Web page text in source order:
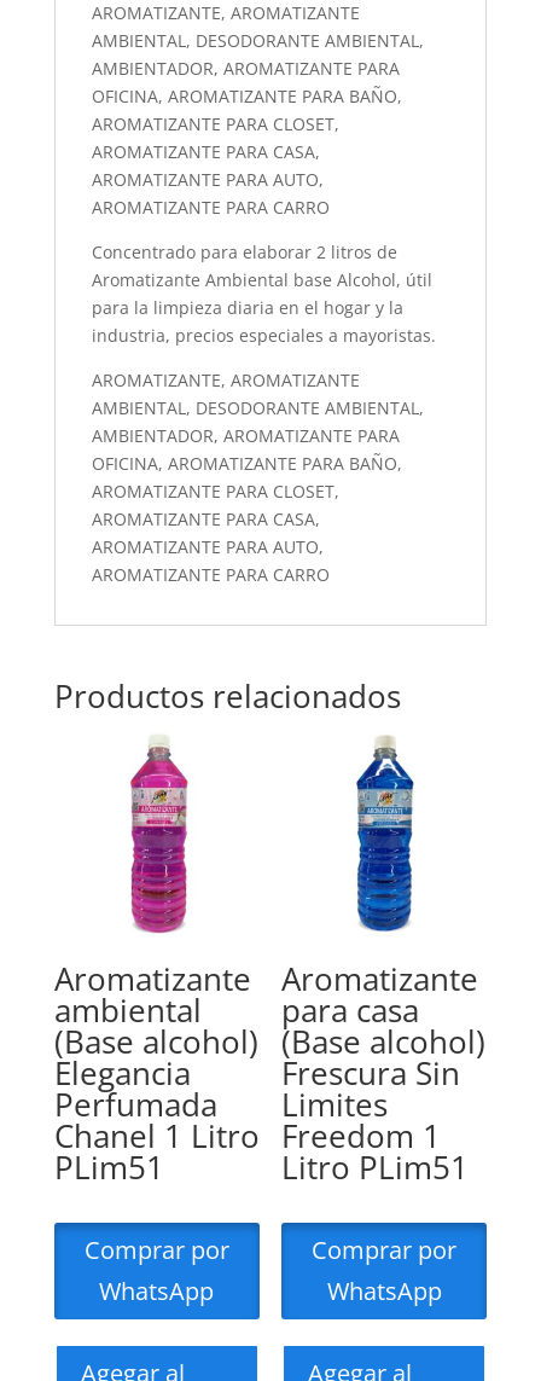
AROMATIZANTE, AROMATIZANTE
AMBIENTAL, DESODORANTE AMBIENTAL,
AMBIENTADOR, AROMATIZANTE PARA
OFICINA, AROMATIZANTE PARA BAÑO,
AROMATIZANTE PARA CLOSET,
AROMATIZANTE PARA CASA,
AROMATIZANTE PARA AUTO,
AROMATIZANTE PARA CARRO
Concentrado para elaborar 2 litros de
Aromatizante Ambiental base Alcohol, útil
para la limpieza diaria en el hogar y la
industria, precios especiales a mayoristas.
AROMATIZANTE, AROMATIZANTE
AMBIENTAL, DESODORANTE AMBIENTAL,
AMBIENTADOR, AROMATIZANTE PARA
OFICINA, AROMATIZANTE PARA BAÑO,
AROMATIZANTE PARA CLOSET,
AROMATIZANTE PARA CASA,
AROMATIZANTE PARA AUTO,
AROMATIZANTE PARA CARRO
Productos relacionados
Aromatizante
ambiental
(Base alcohol)
Elegancia
Perfumada
Chanel 1 Litro
PLim51
Comprar por
WhatsApp
Agegar al
Aromatizante
para casa
(Base alcohol)
Frescura Sin
Limites
Freedom 1
Litro PLim51
Comprar por
WhatsApp
Agegar al